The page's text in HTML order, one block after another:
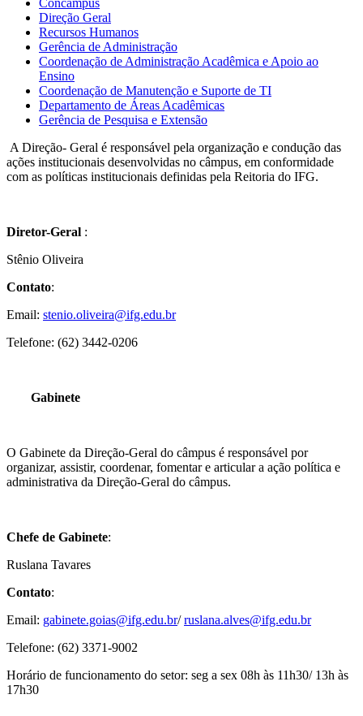
Concâmpus
Direção Geral
Recursos Humanos
Gerência de Administração
Coordenação de Administração Acadêmica e Apoio ao
Ensino
Coordenação de Manutenção e Suporte de TI
Departamento de Áreas Acadêmicas
Gerência de Pesquisa e Extensão
A Direção- Geral é responsável pela organização e condução das
ações institucionais desenvolvidas no câmpus, em conformidade
com as políticas institucionais definidas pela Reitoria do IFG.
Diretor-Geral :
Stênio Oliveira
Contato:
Email: stenio.oliveira@ifg.edu.br
Telefone: (62) 3442-0206
Gabinete
O Gabinete da Direção-Geral do câmpus é responsável por
organizar, assistir, coordenar, fomentar e articular a ação política e
administrativa da Direção-Geral do câmpus.
Chefe de Gabinete:
Ruslana Tavares
Contato:
Email: gabinete.goias@ifg.edu.br/ruslana.alves@ifg.edu.br
Telefone: (62) 3371-9002
Horário de funcionamento do setor: seg a sex 08h às 11h30/ 13h às
17h30